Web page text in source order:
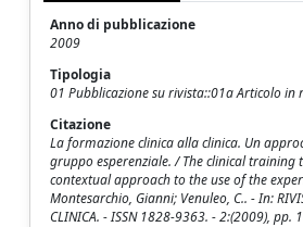
Anno di pubblicazione
2009
Tipologia
01 Pubblicazione su rivista::01a Articolo in
Citazione
La formazione clinica alla clinica. Un
gruppo esperenziale. / The clinical training
contextual approach to the use of the
Montesarchio, Gianni; Venuleo, C.. - In:
CLINICA. - ISSN 1828-9363. - 2:(2009), pp.